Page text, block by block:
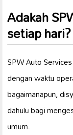
Adakah
setiap hari?
SPW Auto
dengan waktu
bagaimanapun,
dahulu bagi
umum.